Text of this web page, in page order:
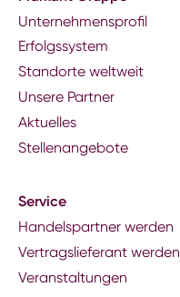
Unternehmensprofil
Erfolgssystem
Standorte weltweit
Unsere Partner
Aktuelles
Stellenangebote
Service
Handelspartner werden
Vertragslieferant werden
Veranstaltungen